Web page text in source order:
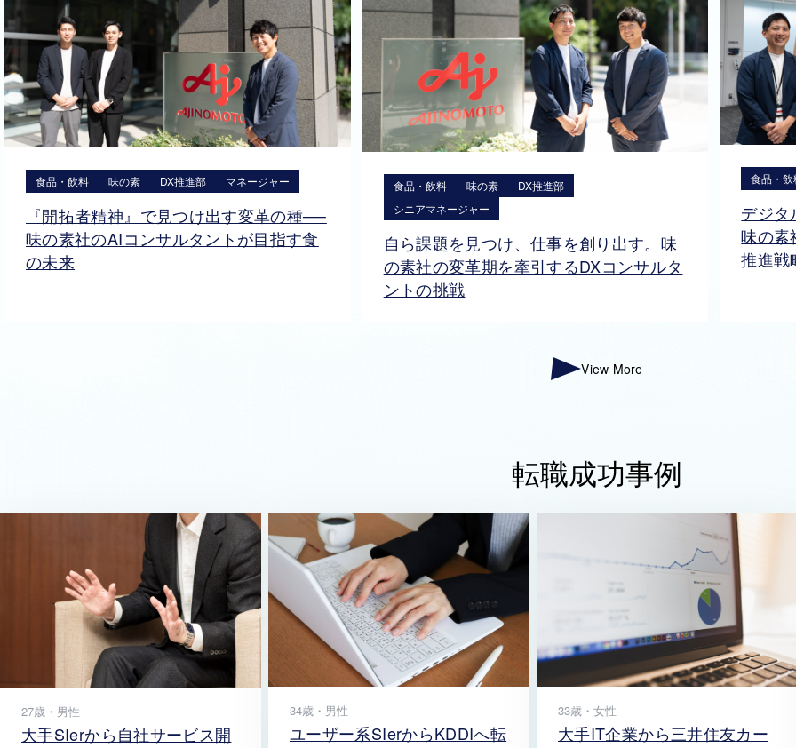
食品・飲料 味の素 DX推進部 マネージャー
『開拓者精神』で見つけ出す変革の種──
味の素社のAIコンサルタントが目指す食
の未来
食品・飲料 味の素
DX推進部
シニアマネージャー
自ら課題を見つけ、仕事を創り出す。味
の素社の変革期を牽引するDXコンサルタ
ントの挑戦
食品・
デジタ
味の素
推進戦
View More
転職成功事例
27歳・男性
大手SIerから自社サービス開
34歳・男性
ユーザー系SIerからKDDIへ転
33歳・女性
大手IT企業から三井住友カー